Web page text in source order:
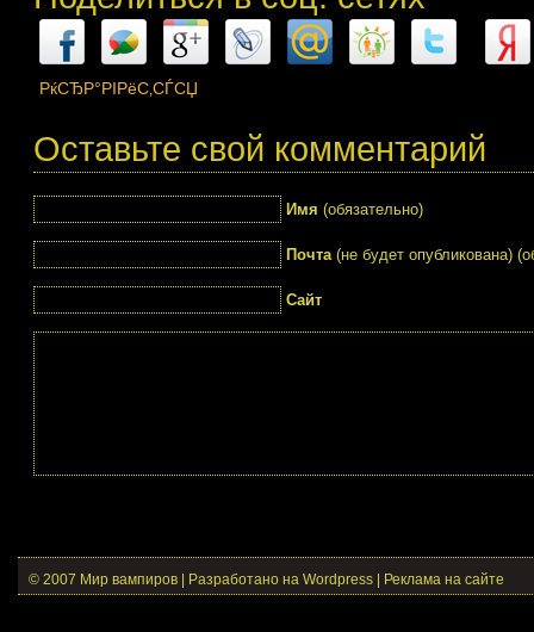
РќСЂР°РІРёС‚СЃСЏ
Оставьте свой комментарий
Имя (обязательно)
Почта(не будет опубликована)
Сайт
© 2007 Мир вампиров | Разработано на Wordpress | Реклама на сайте